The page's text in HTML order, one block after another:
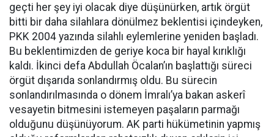
geçti her şey iyi olacak diye düşünürken, artık örgüt
bitti bir daha silahlara dönülmez beklentisi içindeyken,
PKK 2004 yazında silahlı eylemlerine yeniden başladı.
Bu beklentimizden de geriye koca bir hayal kırıklığı
kaldı. İkinci defa Abdullah Öcalan’ın başlattığı süreci
örgüt dışarıda sonlandırmış oldu. Bu sürecin
sonlandırılmasında o dönem İmralı’ya bakan askerî
vesayetin bitmesini istemeyen paşaların parmağı
olduğunu düşünüyorum. AK parti hükümetinin yapmış